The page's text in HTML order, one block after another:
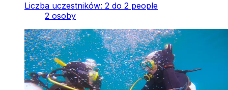
Liczba uczestników: 2 do 2 people
2 osoby